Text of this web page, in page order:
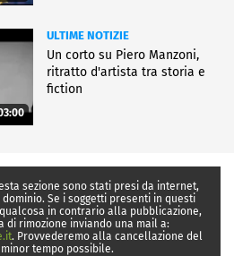
ULTIME NOTIZIE
Un corto su Piero Manzoni,
ritratto d'artista tra storia e
fiction
sezione sono stati presi da internet,
Se i soggetti presenti in questi
in contrario alla pubblicazione,
di rimozione inviando una mail a:
. Provvederemo alla cancellazione del
tempo possibile.